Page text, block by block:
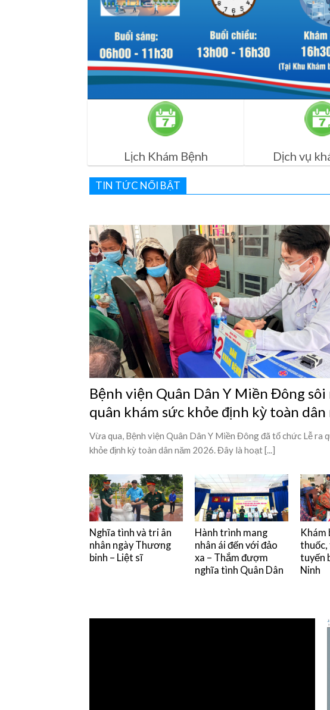
Lịch Khám Bệnh Dịch vụ
TIN TỨC NỔI BẬT
Bệnh viện Quân Dân Y Miền Đông sôi
quân khám sức khỏe định kỳ toàn
Vừa qua, Bệnh viện Quân Dân Y Miền Đông đã tổ chức Lễ ra
khỏe định kỳ toàn dân năm 2026. Đây là hoạt [...]
Nghĩa tình và tri ân
nhân ngày Thương
binh – Liệt sĩ
Hành trình mang
nhân ái đến với đảo
xa – Thắm đượm
nghĩa tình Quân Dân
Khám
thuốc,
tuyến
Ninh